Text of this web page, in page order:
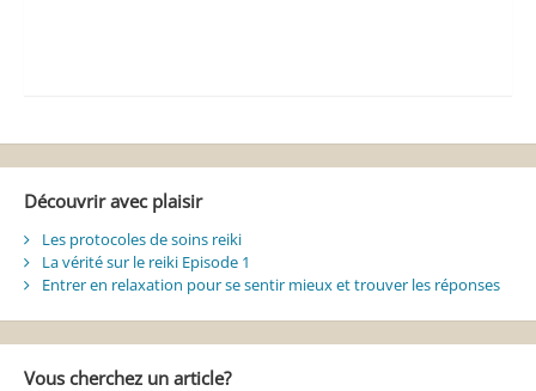
Découvrir avec plaisir
Les protocoles de soins reiki
La vérité sur le reiki Episode 1
Entrer en relaxation pour se sentir mieux et trouver les réponses
Vous cherchez un article?